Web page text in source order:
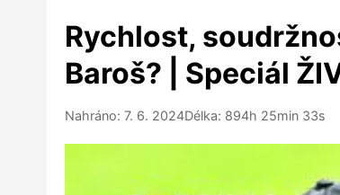
Rychlost,
Baroš? | Speciál
Nahráno: 7. 6. 2024Délka: 894h 25min 33s